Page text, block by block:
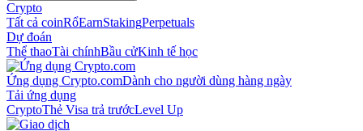
Crypto
Tất cả coinRổEarnStakingPerpetuals
Dự đoán
Thể thaoTài chínhBầu cửKinh tế học
Ứng dụng Crypto.comDành cho người dùng hàng ngày
Tải ứng dụng
CryptoThẻ Visa trả trướcLevel Up